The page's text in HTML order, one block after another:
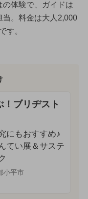
体験で、ガイドは
当。料金は大人2,000
す。
ブリヂスト
にもおすすめ♪
てい展＆サステ
小平市